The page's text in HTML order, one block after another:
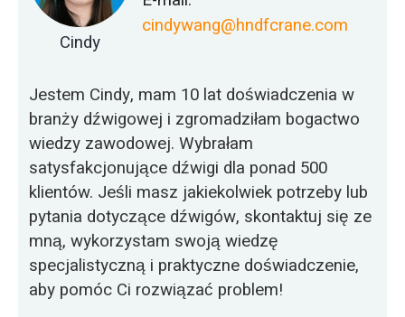
Cindy
cindywang@hndfcrane.com
Jestem Cindy, mam 10 lat doświadczenia w
branży dźwigowej i zgromadziłam bogactwo
wiedzy zawodowej. Wybrałam
satysfakcjonujące dźwigi dla ponad 500
klientów. Jeśli masz jakiekolwiek potrzeby lub
pytania dotyczące dźwigów, skontaktuj się ze
mną, wykorzystam swoją wiedzę
specjalistyczną i praktyczne doświadczenie,
aby pomóc Ci rozwiązać problem!